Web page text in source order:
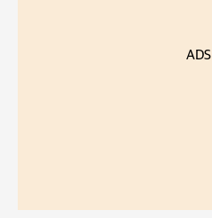
ADS